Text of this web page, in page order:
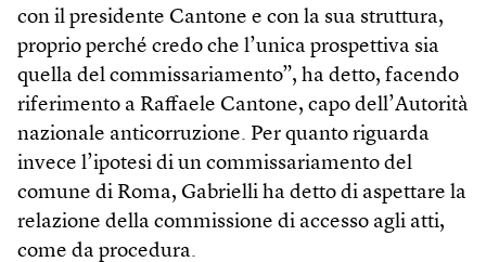
con il presidente Cantone e con la sua struttura,
proprio perché credo che l’unica prospettiva sia
quella del commissariamento”, ha detto, facendo
riferimento a Raffaele Cantone, capo dell’Autorità
nazionale anticorruzione. Per quanto riguarda
invece l’ipotesi di un commissariamento del
comune di Roma, Gabrielli ha detto di aspettare la
relazione della commissione di accesso agli atti,
come da procedura.